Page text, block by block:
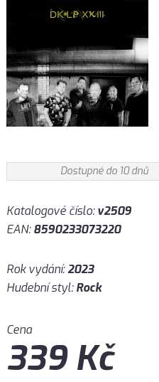
Dostupné do 10 dnů
Katalogové číslo:v2509
EAN:8590233073220
Rok vydání:2023
Hudební styl:Rock
Cena
339Kč